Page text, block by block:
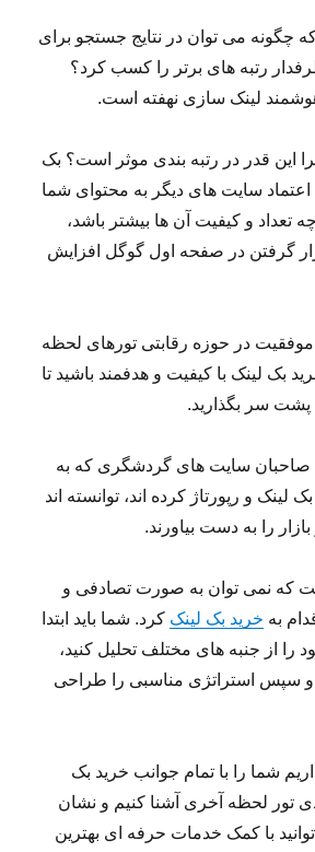
چگونه می توان در نتایج جستجو برای
رتبه های برتر را کسب کرد؟
لینک سازی نهفته است.
این قدر در رتبه بندی موثر است؟ بک
سایت های دیگر به محتوای شما
تعداد و کیفیت آن ها بیشتر باشد،
گرفتن در صفحه اول گوگل افزایش
موفقیت در حوزه رقابتی تورهای لحظه
بک لینک با کیفیت و هدفمند باشید تا
پشت سر بگذارید.
صاحبان سایت های گردشگری که به
لینک و رپورتاژ کرده اند، توانسته اند
را به دست بیاورند.
که نمی توان به صورت تصادفی و
به خرید بک لینک کرد. شما باید ابتدا
را از جنبه های مختلف تحلیل کنید،
و سپس استراتژی مناسبی را طراحی
شما را با تمام جوانب خرید بک
تور لحظه آخری آشنا کنیم و نشان
با کمک خدمات حرفه ای بهترین